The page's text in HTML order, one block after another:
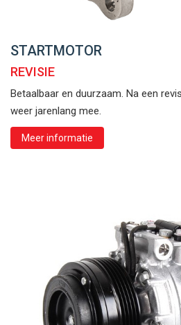
STARTMOTOR
REVISIE
Betaalbaar en duurzaam. Na een
weer jarenlang mee.
Meer informatie